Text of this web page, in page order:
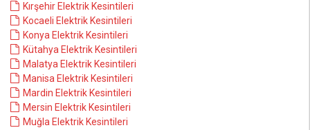
Kırşehir Elektrik Kesintileri
Kocaeli Elektrik Kesintileri
Konya Elektrik Kesintileri
Kütahya Elektrik Kesintileri
Malatya Elektrik Kesintileri
Manisa Elektrik Kesintileri
Mardin Elektrik Kesintileri
Mersin Elektrik Kesintileri
Muğla Elektrik Kesintileri